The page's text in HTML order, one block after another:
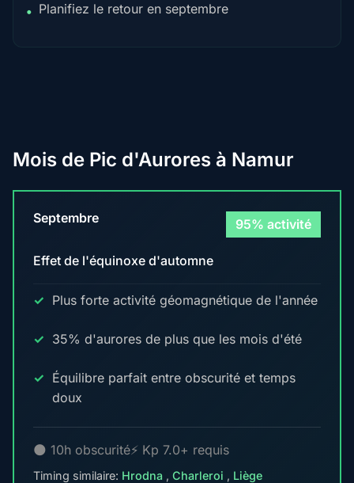
• Planifiez le retour en septembre
Mois de Pic d'Aurores à Namur
Septembre 95% activité
Effet de l'équinoxe d'automne
Plus forte activité géomagnétique de l'année
35% d'aurores de plus que les mois d'été
Équilibre parfait entre obscurité et temps
doux
🌑 10h obscurité⚡ Kp 7.0+ requis
Timing similaire: Hrodna , Charleroi , Liège